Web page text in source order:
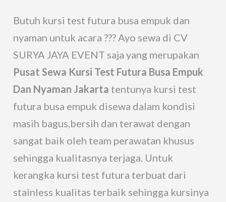
Butuh kursi test futura busa empuk dan
nyaman untuk acara ??? Ayo sewa di CV
SURYA JAYA EVENT saja yang merupakan
Pusat Sewa Kursi Test Futura Busa Empuk
Dan Nyaman Jakarta tentunya kursi test
futura busa empuk disewa dalam kondisi
masih bagus,bersih dan terawat dengan
sangat baik oleh team perawatan khusus
sehingga kualitasnya terjaga. Untuk
kerangka kursi test futura terbuat dari
stainless kualitas terbaik sehingga kursinya